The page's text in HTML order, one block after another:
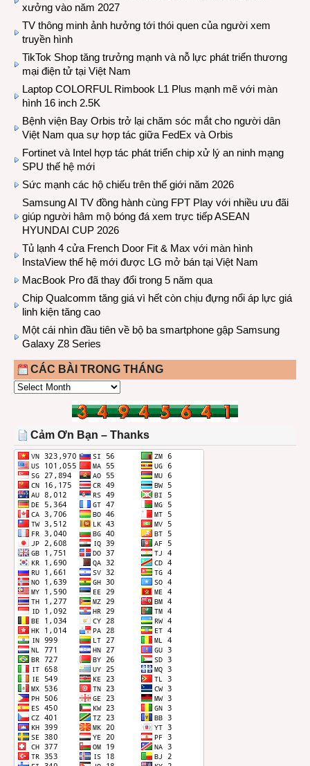
xưởng vào năm 2027
TV thông minh ảnh hưởng tới thói quen của người xem
truyền hình
TikTok Shop tăng trưởng mạnh và nỗ lực phát triển thương
mại điện tử tại Việt Nam
Laptop COLORFUL Rimbook L1 Plus mạnh mẽ với màn
hình 16 inch 2.5K
Bệnh viện Bay Orbis trở lại chăm sóc mắt cho người dân
Việt Nam qua sự hợp tác giữa FedEx và Orbis
Fortinet và Intel hợp tác phát triển chip xử lý an ninh mạng
SPU thế hệ mới
Sức mạnh các hộ chiếu trên thế giới năm 2026
Samsung AI TV đồng hành cùng FPT Play với nhiều ưu đãi
giúp người hâm mộ bóng đá xem trực tiếp ASEAN
HYUNDAI CUP 2026
Tủ lạnh 4 cửa French Door Fit & Max với màn hình
InstaView thế hệ mới được LG mở bán tại Việt Nam
MacBook Pro đã thay đổi trong 5 năm qua
Chip Qualcomm tăng giá vì hết còn chịu đựng nổi áp lực giá
linh kiện tăng cao
Một cái nhìn đầu tiên về bộ ba smartphone gập Samsung
Galaxy Z8 Series
CÁC BÀI TRONG THÁNG
CÁC
THÁNG
Cảm Ơn Bạn – Thanks